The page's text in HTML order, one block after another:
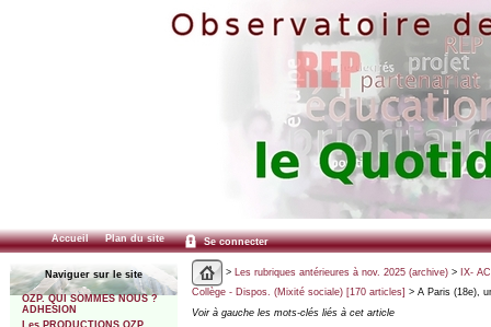
Accueil Plan du site Se connecter
Naviguer sur le site
OZP. QUI SOMMES NOUS ?
ADHESION
> Les rubriques antérieures à nov. 2025 (archive)> IX-
Collège - Dispos. (Mixité sociale) [170 articles] > A Paris (18e),
Voir à gauche les mots-clés liés à cet article